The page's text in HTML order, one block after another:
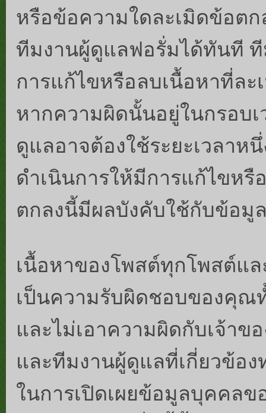
หรือข้อความใดละเมิดข้อต
ทีมงานผู้ดูแลฟอรั่มได้ทันที
การแก้ไขหรือลบเนื้อหาที่ล
หากความผิดนั้นอยู่ในกรอบ
ดูแลอาจต้องใช้ระยะเวลา
ดำเนินการให้มีการแก้ไขห
ตกลงนี้มีผลบังคับใช้กับข้อมู
เนื้อหาของโพสต์ทุกโพสต์แ
เป็นความรับผิดชอบของคุ
และไม่เอาความผิดกับเจ้าข
และทีมงานผู้ดูแลที่เกี่ยวข้อ
ในการเปิดเผยข้อมูลบุคคล